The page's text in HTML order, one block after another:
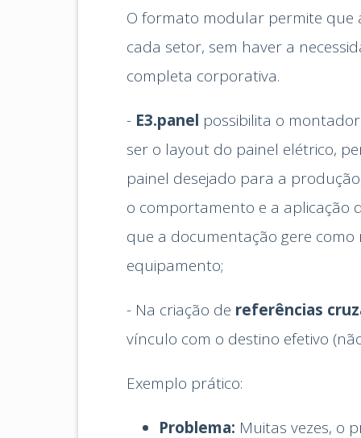
O formato modular permite que
cada setor, sem haver a
completa corporativa.
- E3.panel possibilita o
ser o layout do painel elétrico,
painel desejado para a
o comportamento e a aplicação
que a documentação gere
equipamento;
- Na criação de referências
vínculo com o destino efetivo
Exemplo prático:
Problema: Muitas vezes, o